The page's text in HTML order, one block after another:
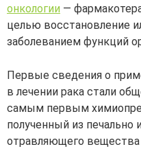
онкологии —
целью восстановление
заболеванием функций
Первые сведения о
в лечении рака стали
самым первым
полученный из печально
отравляющего